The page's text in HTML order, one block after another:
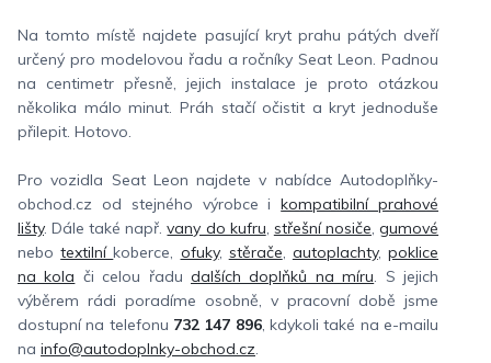
Na tomto místě najdete pasující kryt prahu pátých dveří
určený pro modelovou řadu a ročníky Seat Leon. Padnou
na centimetr přesně, jejich instalace je proto otázkou
několika málo minut. Práh stačí očistit a kryt jednoduše
přilepit. Hotovo.
Pro vozidla Seat Leon najdete v nabídce Autodoplňky-
obchod.cz od stejného výrobce ikompatibilní prahové
lišty. Dále také např.vany do kufru, střešní nosiče,gumové
nebotextilníkoberce, ofuky, stěrače, autoplachty,poklice
na kola či celou řadudalších doplňků na míru. S jejich
výběrem rádi poradíme osobně, v pracovní době jsme
dostupní na telefonu 732 147 896, kdykoli také na e-mailu
na info@autodoplnky-obchod.cz.